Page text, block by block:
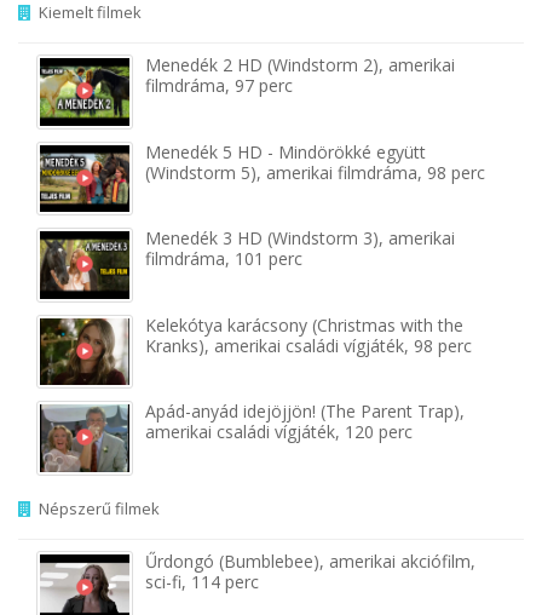
Kiemelt filmek
Menedék 2 HD (Windstorm 2), amerikai
filmdráma, 97 perc
Menedék 5 HD - Mindörökké együtt
(Windstorm 5), amerikai filmdráma, 98 perc
Menedék 3 HD (Windstorm 3), amerikai
filmdráma, 101 perc
Kelekótya karácsony (Christmas with the
Kranks), amerikai családi vígjáték, 98 perc
Apád-anyád idejöjjön! (The Parent Trap),
amerikai családi vígjáték, 120 perc
Népszerű filmek
Űrdongó (Bumblebee), amerikai akciófilm,
sci-fi, 114 perc